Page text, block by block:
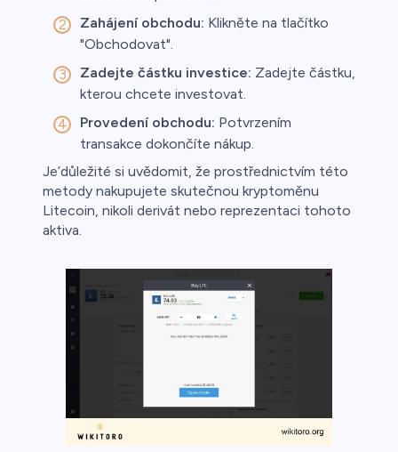
Zahájení obchodu: Klikněte na tlačítko
"Obchodovat".
Zadejte částku investice: Zadejte částku,
kterou chcete investovat.
Provedení obchodu: Potvrzením
transakce dokončíte nákup.
Je’důležité si uvědomit, že prostřednictvím této
metody nakupujete skutečnou kryptoměnu
Litecoin, nikoli derivát nebo reprezentaci tohoto
aktiva.